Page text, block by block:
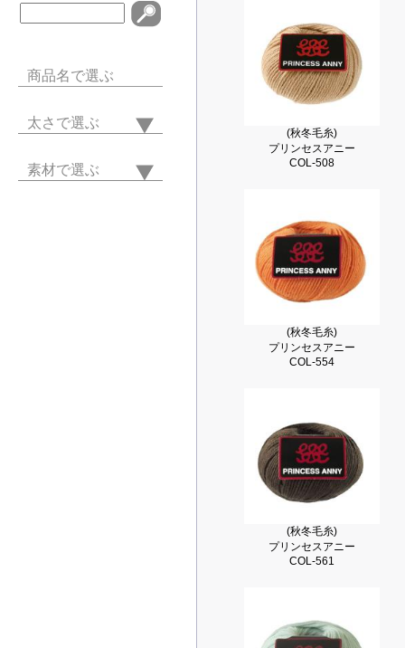
商品名で選ぶ
太さで選ぶ
素材で選ぶ
(秋冬毛糸)
プリンセスアニー
COL-508
(秋冬毛糸)
プリンセスアニー
COL-554
(秋冬毛糸)
プリンセスアニー
COL-561